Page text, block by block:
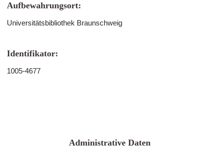
Aufbewahrungsort:
Universitätsbibliothek Braunschweig
Identifikator:
1005-4677
Administrative Daten